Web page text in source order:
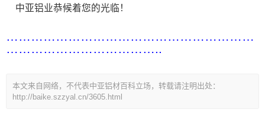
中亚铝业恭候着您的光临！
……………………………………………………
………………………………..
本文来自网络，不代表中亚铝材百科立场，转载请注明出处：
http://baike.szzyal.cn/3605.html